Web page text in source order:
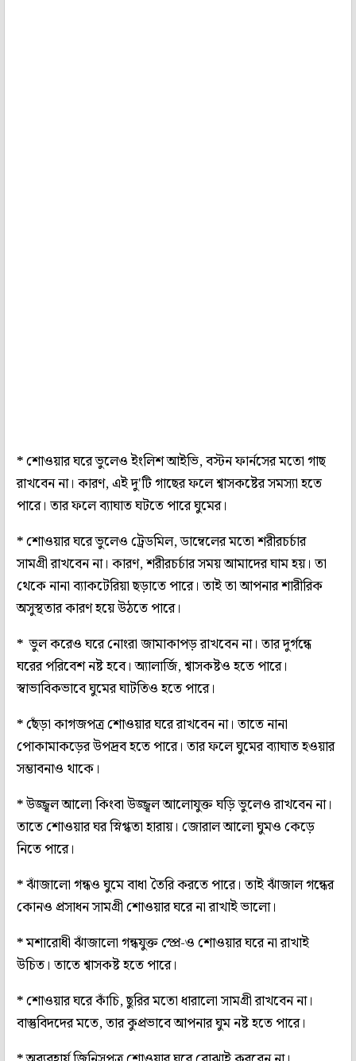
*শোওয়ার ঘরে ভুলেও ইংলিশ আইভি, বস্টন ফার্নসের মতো গাছ
রাখবেন না। কারণ, এই দু'টি গাছের ফলে শ্বাসকষ্টের সমস্যা হতে
পারে। তার ফলে ব্যাঘাত ঘটতে পারে ঘুমের।
*শোওয়ার ঘরে ভুলেও ট্রেডমিল, ডাম্বেলের মতো শরীরচর্চার
সামগ্রী রাখবেন না। কারণ, শরীরচর্চার সময় আমাদের ঘাম হয়। তা
থেকে নানা ব্যাকটেরিয়া ছড়াতে পারে। তাই তা আপনার শারীরিক
অসুস্থতার কারণ হয়ে উঠতে পারে।
* ভুল করেও ঘরে নোংরা জামাকাপড় রাখবেন না। তার দুর্গন্ধে
ঘরের পরিবেশ নষ্ট হবে। অ্যালার্জি, শ্বাসকষ্টও হতে পারে।
স্বাভাবিকভাবে ঘুমের ঘাটতিও হতে পারে।
*ছেঁড়া কাগজপত্র শোওয়ার ঘরে রাখবেন না। তাতে নানা
পোকামাকড়ের উপদ্রব হতে পারে। তার ফলে ঘুমের ব্যাঘাত হওয়ার
সম্ভাবনাও থাকে।
*উজ্জ্বল আলো কিংবা উজ্জ্বল আলোযুক্ত ঘড়ি ভুলেও রাখবেন না।
তাতে শোওয়ার ঘর স্নিগ্ধতা হারায়। জোরাল আলো ঘুমও কেড়ে
নিতে পারে।
*ঝাঁজালো গন্ধও ঘুমে বাধা তৈরি করতে পারে। তাই ঝাঁজাল গন্ধের
কোনও প্রসাধন সামগ্রী শোওয়ার ঘরে না রাখাই ভালো।
*মশারোধী ঝাঁজালো গন্ধযুক্ত স্প্রে-ও শোওয়ার ঘরে না রাখাই
উচিত। তাতে শ্বাসকষ্ট হতে পারে।
*শোওয়ার ঘরে কাঁচি, ছুরির মতো ধারালো সামগ্রী রাখবেন না।
বাস্তুবিদদের মতে, তার কুপ্রভাবে আপনার ঘুম নষ্ট হতে পারে।